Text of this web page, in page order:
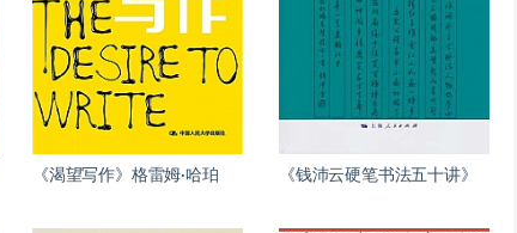
《渴望写作》格雷姆·哈珀 《钱沛云硬笔书法五十讲》